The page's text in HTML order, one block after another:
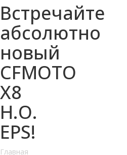
Встречайте
абсолютно
новый
CFMOTO
X8
H.O.
EPS!
Главная